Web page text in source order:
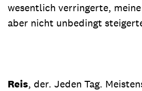
wesentlich verringerte,
aber nicht unbedingt
Reis, der. Jeden Tag.